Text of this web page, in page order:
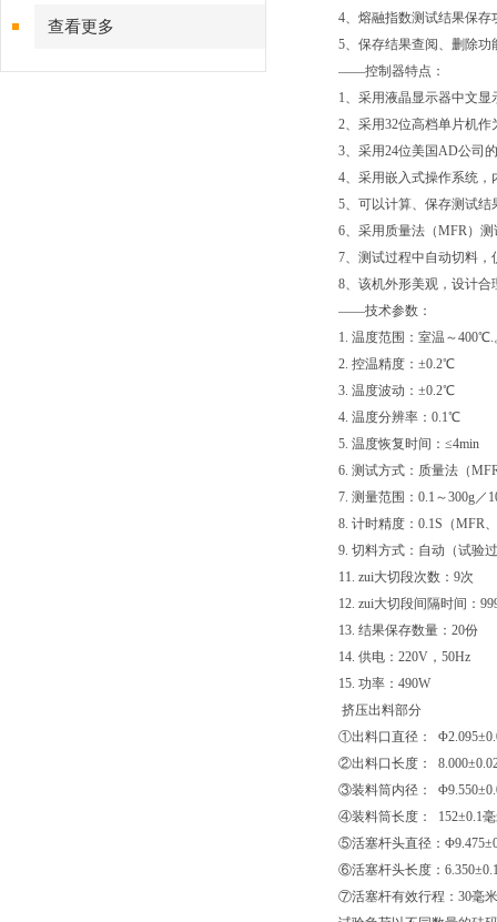
查看更多
4、熔融指数测试结果保存
5、保存结果查阅、删除功
——控制器特点：
1、采用液晶显示器中文
2、采用32位高档单片机
3、采用24位美国AD公司
4、采用嵌入式操作系统
5、可以计算、保存测试结
6、采用质量法（MFR）测
7、测试过程中自动切料
8、该机外形美观，设计
——技术参数：
1. 温度范围：室温～400℃.
2. 控温精度：±0.2℃
3. 温度波动：±0.2℃
4. 温度分辨率：0.1℃
5. 温度恢复时间：≤4min
6. 测试方式：质量法（
7. 测量范围：0.1～300g／
8. 计时精度：0.1S（MFR
9. 切料方式：自动（试验
11. zui大切段次数：9次
12. zui大切段间隔时间：
13. 结果保存数量：20份
14. 供电：220V，50Hz
15. 功率：490W
挤压出料部分
①出料口直径：
②出料口长度：
③装料筒内径：
④装料筒长度： 152±0.1
⑤活塞杆头直径：
⑥活塞杆头长度：
⑦活塞杆有效行程：30毫米